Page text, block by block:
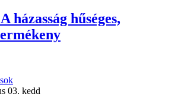
házasság hűséges,
03. kedd